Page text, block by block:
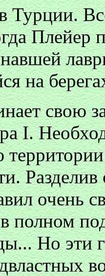
Турции.
Плейер
на
свою
I.
очень
полном
Но эти